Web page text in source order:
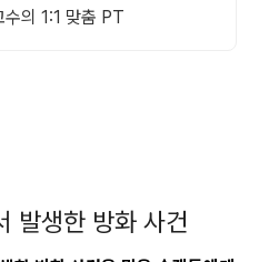
수의 1:1 맞춤 PT
발생한 방화 사건